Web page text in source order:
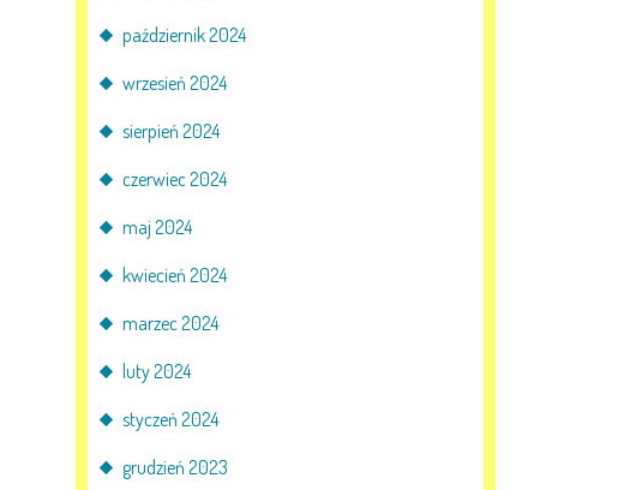
październik 2024
wrzesień 2024
sierpień 2024
czerwiec 2024
maj 2024
kwiecień 2024
marzec 2024
luty 2024
styczeń 2024
grudzień 2023